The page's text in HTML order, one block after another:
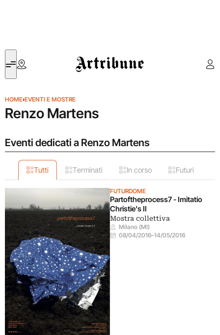
Artribune
HOME›EVENTI E MOSTRE
Renzo Martens
Eventi dedicati a Renzo Martens
Tutti Terminati In corso Futuri
FUTURDOME
Partoftheprocess7 - Imitatio
Christie's II
Mostra collettiva
Milano (MI)
08/04/2016–14/05/2016